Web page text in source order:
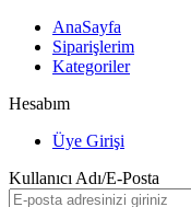
AnaSayfa
Siparişlerim
Kategoriler
Hesabım
Üye Girişi
Kullanıcı Adı/E-Posta